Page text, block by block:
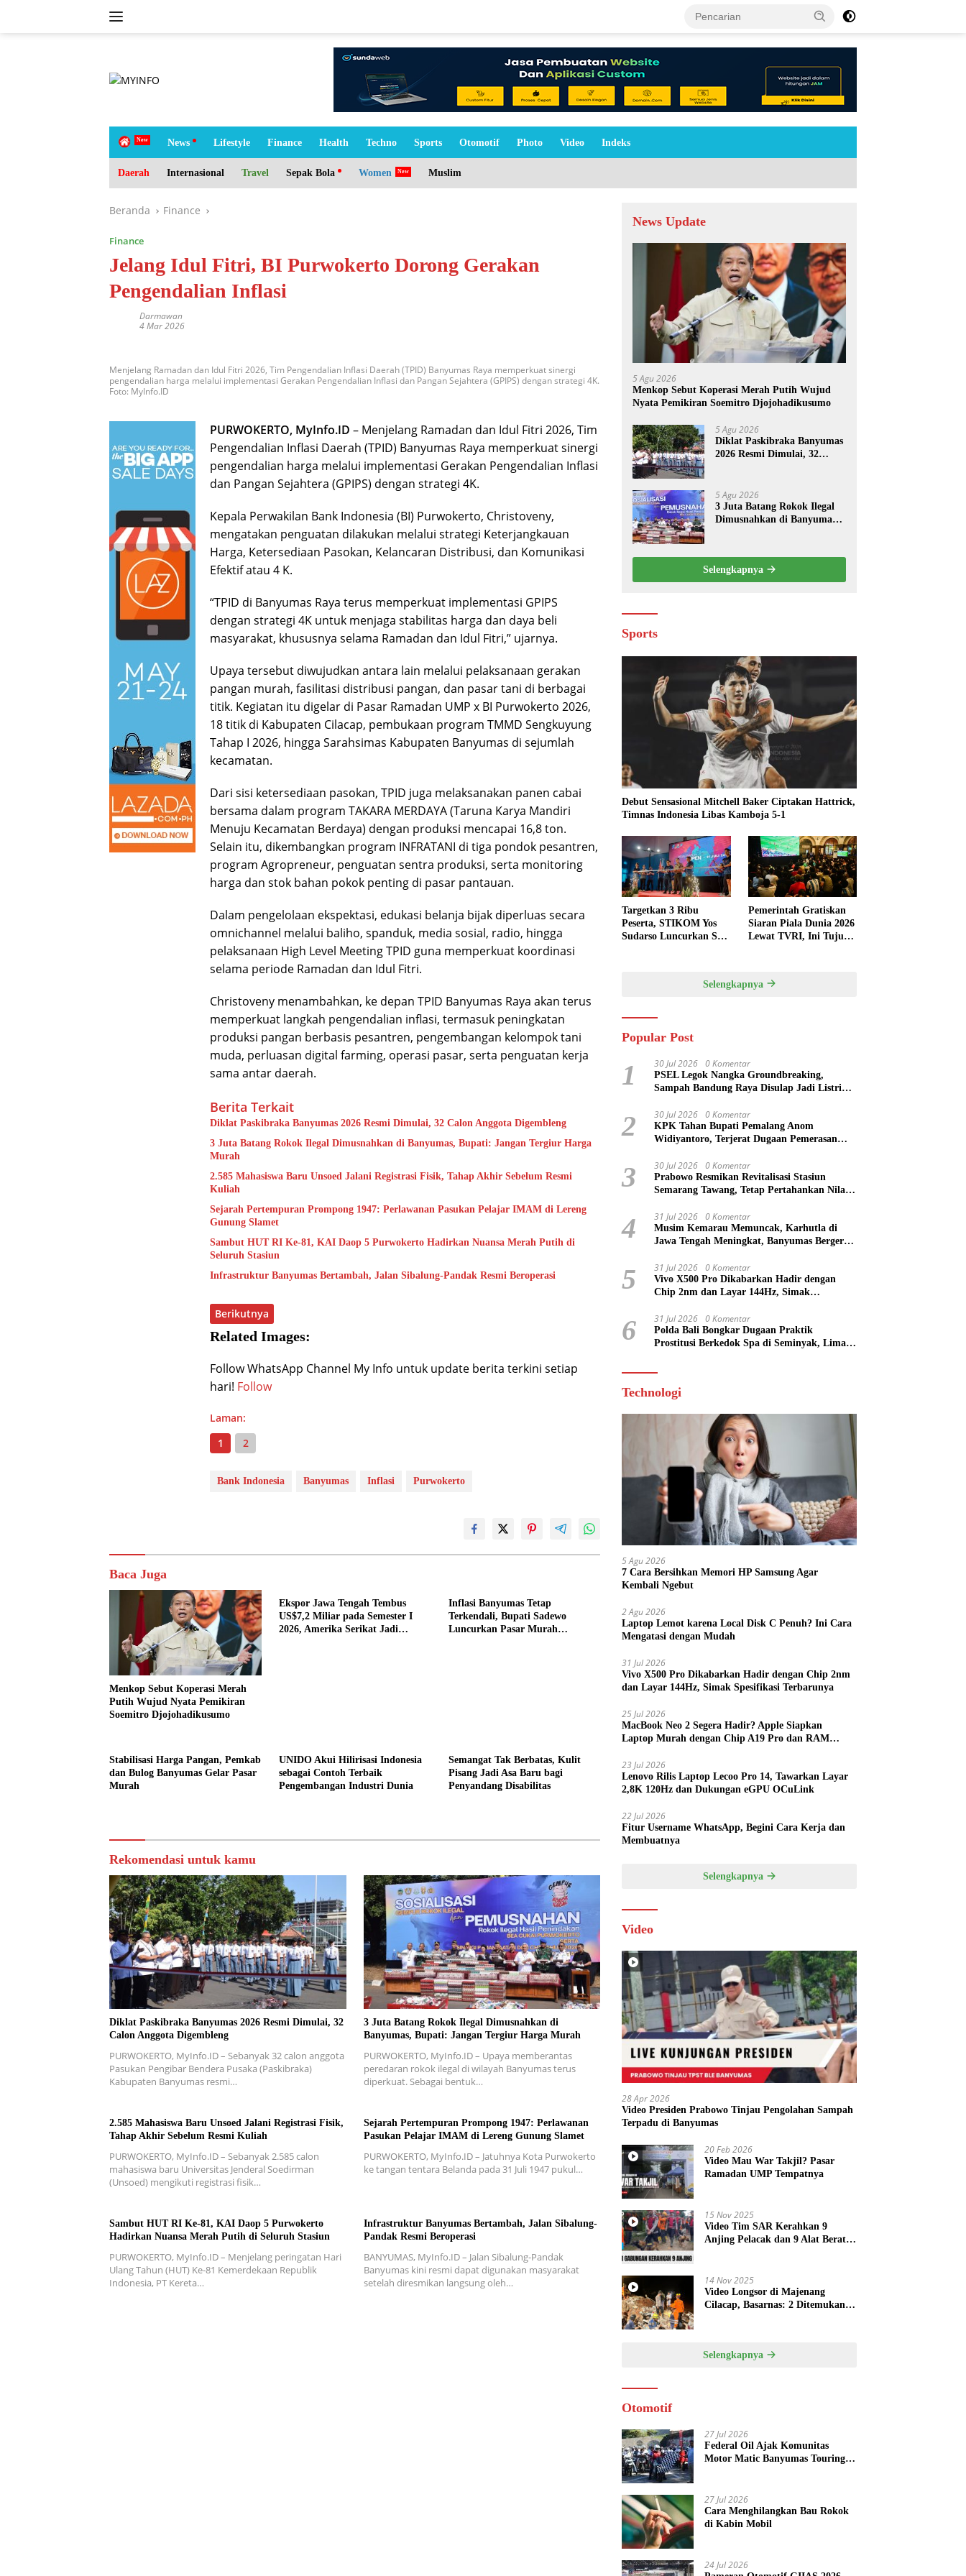
H
e
News Lifestyle Finance Health Techno Sports Otomotif Photo Video Indeks
Daerah Internasional Travel Sepak Bola Women Muslim
Beranda Finance
Finance
Jelang Idul Fitri, BI Purwokerto Dorong Gerakan
Pengendalian Inflasi
Darmawan
4 Mar 2026
Menjelang Ramadan dan Idul Fitri 2026, Tim Pengendalian Inflasi Daerah (TPID) Banyumas Raya memperkuat sinergi
pengendalian harga melalui implementasi Gerakan Pengendalian Inflasi dan Pangan Sejahtera (GPIPS) dengan strategi 4K.
Foto: MyInfo.ID
PURWOKERTO, MyInfo.ID – Menjelang Ramadan dan Idul Fitri 2026, Tim
Pengendalian Inflasi Daerah (TPID) Banyumas Raya memperkuat sinergi
pengendalian harga melalui implementasi Gerakan Pengendalian Inflasi
dan Pangan Sejahtera (GPIPS) dengan strategi 4K.
Kepala Perwakilan Bank Indonesia (BI) Purwokerto, Christoveny,
mengatakan penguatan dilakukan melalui strategi Keterjangkauan
Harga, Ketersediaan Pasokan, Kelancaran Distribusi, dan Komunikasi
Efektif atau 4 K.
“TPID di Banyumas Raya terus memperkuat implementasi GPIPS
dengan strategi 4K untuk menjaga stabilitas harga dan daya beli
masyarakat, khususnya selama Ramadan dan Idul Fitri,” ujarnya.
Upaya tersebut diwujudkan antara lain melalui pelaksanaan gerakan
pangan murah, fasilitasi distribusi pangan, dan pasar tani di berbagai
titik. Kegiatan itu digelar di Pasar Ramadan UMP x BI Purwokerto 2026,
18 titik di Kabupaten Cilacap, pembukaan program TMMD Sengkuyung
Tahap I 2026, hingga Sarahsimas Kabupaten Banyumas di sejumlah
kecamatan.
Dari sisi ketersediaan pasokan, TPID juga melaksanakan panen cabai
bersama dalam program TAKARA MERDAYA (Taruna Karya Mandiri
Menuju Kecamatan Berdaya) dengan produksi mencapai 16,8 ton.
Selain itu, dikembangkan program INFRATANI di tiga pondok pesantren,
program Agropreneur, penguatan sentra produksi, serta monitoring
harga dan stok bahan pokok penting di pasar pantauan.
Dalam pengelolaan ekspektasi, edukasi belanja bijak diperluas secara
omnichannel melalui baliho, spanduk, media sosial, radio, hingga
pelaksanaan High Level Meeting TPID guna memperkuat koordinasi
selama periode Ramadan dan Idul Fitri.
Christoveny menambahkan, ke depan TPID Banyumas Raya akan terus
memperkuat langkah pengendalian inflasi, termasuk peningkatan
produksi pangan berbasis pesantren, pengembangan kelompok tani
muda, perluasan digital farming, operasi pasar, serta penguatan kerja
sama antar daerah.
Berita Terkait
Diklat Paskibraka Banyumas 2026 Resmi Dimulai, 32 Calon Anggota Digembleng
3 Juta Batang Rokok Ilegal Dimusnahkan di Banyumas, Bupati: Jangan Tergiur Harga
Murah
2.585 Mahasiswa Baru Unsoed Jalani Registrasi Fisik, Tahap Akhir Sebelum Resmi
Kuliah
Sejarah Pertempuran Prompong 1947: Perlawanan Pasukan Pelajar IMAM di Lereng
Gunung Slamet
Sambut HUT RI Ke-81, KAI Daop 5 Purwokerto Hadirkan Nuansa Merah Putih di
Seluruh Stasiun
Infrastruktur Banyumas Bertambah, Jalan Sibalung-Pandak Resmi Beroperasi
Berikutnya
Related Images:
Follow WhatsApp Channel My Info untuk update berita terkini setiap
hari! Follow
Laman:
1
2
Bank Indonesia Banyumas Inflasi Purwokerto
Baca Juga
Menkop Sebut Koperasi Merah
Putih Wujud Nyata Pemikiran
Soemitro Djojohadikusumo
Ekspor Jawa Tengah Tembus
US$7,2 Miliar pada Semester I
2026, Amerika Serikat Jadi
Inflasi Banyumas Tetap
Terkendali, Bupati Sadewo
Luncurkan Pasar Murah
Stabilisasi Harga Pangan, Pemkab
dan Bulog Banyumas Gelar Pasar
Murah
UNIDO Akui Hilirisasi Indonesia
sebagai Contoh Terbaik
Pengembangan Industri Dunia
Semangat Tak Berbatas, Kulit
Pisang Jadi Asa Baru bagi
Penyandang Disabilitas
Rekomendasi untuk kamu
Diklat Paskibraka Banyumas 2026 Resmi Dimulai, 32
Calon Anggota Digembleng
PURWOKERTO, MyInfo.ID – Sebanyak 32 calon anggota
Pasukan Pengibar Bendera Pusaka (Paskibraka)
Kabupaten Banyumas resmi…
3 Juta Batang Rokok Ilegal Dimusnahkan di
Banyumas, Bupati: Jangan Tergiur Harga Murah
PURWOKERTO, MyInfo.ID – Upaya memberantas
peredaran rokok ilegal di wilayah Banyumas terus
diperkuat. Sebagai bentuk…
2.585 Mahasiswa Baru Unsoed Jalani Registrasi Fisik,
Tahap Akhir Sebelum Resmi Kuliah
PURWOKERTO, MyInfo.ID – Sebanyak 2.585 calon
mahasiswa baru Universitas Jenderal Soedirman
(Unsoed) mengikuti registrasi fisik…
Sejarah Pertempuran Prompong 1947: Perlawanan
Pasukan Pelajar IMAM di Lereng Gunung Slamet
PURWOKERTO, MyInfo.ID – Jatuhnya Kota Purwokerto
ke tangan tentara Belanda pada 31 Juli 1947 pukul…
Sambut HUT RI Ke-81, KAI Daop 5 Purwokerto
Hadirkan Nuansa Merah Putih di Seluruh Stasiun
PURWOKERTO, MyInfo.ID – Menjelang peringatan Hari
Ulang Tahun (HUT) Ke-81 Kemerdekaan Republik
Indonesia, PT Kereta…
Infrastruktur Banyumas Bertambah, Jalan Sibalung-
Pandak Resmi Beroperasi
BANYUMAS, MyInfo.ID – Jalan Sibalung-Pandak
Banyumas kini resmi dapat digunakan masyarakat
setelah diresmikan langsung oleh…
News Update
5 Agu 2026
Menkop Sebut Koperasi Merah Putih Wujud
Nyata Pemikiran Soemitro Djojohadikusumo
5 Agu 2026
Diklat Paskibraka Banyumas
2026 Resmi Dimulai, 32
5 Agu 2026
3 Juta Batang Rokok Ilegal
Dimusnahkan di Banyumas,
Selengkapnya
Sports
Debut Sensasional Mitchell Baker Ciptakan Hattrick,
Timnas Indonesia Libas Kamboja 5-1
Targetkan 3 Ribu
Peserta, STIKOM Yos
Sudarso Luncurkan SYS
Pemerintah Gratiskan
Siaran Piala Dunia 2026
Lewat TVRI, Ini Tujuan
Selengkapnya
Popular Post
1 30 Jul 2026 0 Komentar
PSEL Legok Nangka Groundbreaking,
Sampah Bandung Raya Disulap Jadi Listrik
2 30 Jul 2026 0 Komentar
KPK Tahan Bupati Pemalang Anom
Widiyantoro, Terjerat Dugaan Pemerasan
3 30 Jul 2026 0 Komentar
Prabowo Resmikan Revitalisasi Stasiun
Semarang Tawang, Tetap Pertahankan Nilai
4 31 Jul 2026 0 Komentar
Musim Kemarau Memuncak, Karhutla di
Jawa Tengah Meningkat, Banyumas Bergerak
5 31 Jul 2026 0 Komentar
Vivo X500 Pro Dikabarkan Hadir dengan
Chip 2nm dan Layar 144Hz, Simak
6 31 Jul 2026 0 Komentar
Polda Bali Bongkar Dugaan Praktik
Prostitusi Berkedok Spa di Seminyak, Lima
Technologi
5 Agu 2026
7 Cara Bersihkan Memori HP Samsung Agar
Kembali Ngebut
2 Agu 2026
Laptop Lemot karena Local Disk C Penuh? Ini Cara
Mengatasi dengan Mudah
31 Jul 2026
Vivo X500 Pro Dikabarkan Hadir dengan Chip 2nm
dan Layar 144Hz, Simak Spesifikasi Terbarunya
25 Jul 2026
MacBook Neo 2 Segera Hadir? Apple Siapkan
Laptop Murah dengan Chip A19 Pro dan RAM
23 Jul 2026
Lenovo Rilis Laptop Lecoo Pro 14, Tawarkan Layar
2,8K 120Hz dan Dukungan eGPU OCuLink
22 Jul 2026
Fitur Username WhatsApp, Begini Cara Kerja dan
Membuatnya
Selengkapnya
Video
28 Apr 2026
Video Presiden Prabowo Tinjau Pengolahan Sampah
Terpadu di Banyumas
20 Feb 2026
Video Mau War Takjil? Pasar
Ramadan UMP Tempatnya
15 Nov 2025
Video Tim SAR Kerahkan 9
Anjing Pelacak dan 9 Alat Berat
14 Nov 2025
Video Longsor di Majenang
Cilacap, Basarnas: 2 Ditemukan
Selengkapnya
Otomotif
27 Jul 2026
Federal Oil Ajak Komunitas
Motor Matic Banyumas Touring
27 Jul 2026
Cara Menghilangkan Bau Rokok
di Kabin Mobil
24 Jul 2026